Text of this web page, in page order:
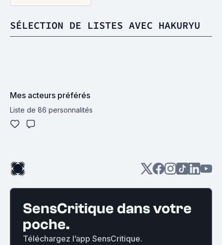
SÉLECTION DE LISTES AVEC HAKURYU
Mes acteurs préférés
Liste de 86 personnalités
SensCritique dans votre
poche.
Téléchargez l’app SensCritique.